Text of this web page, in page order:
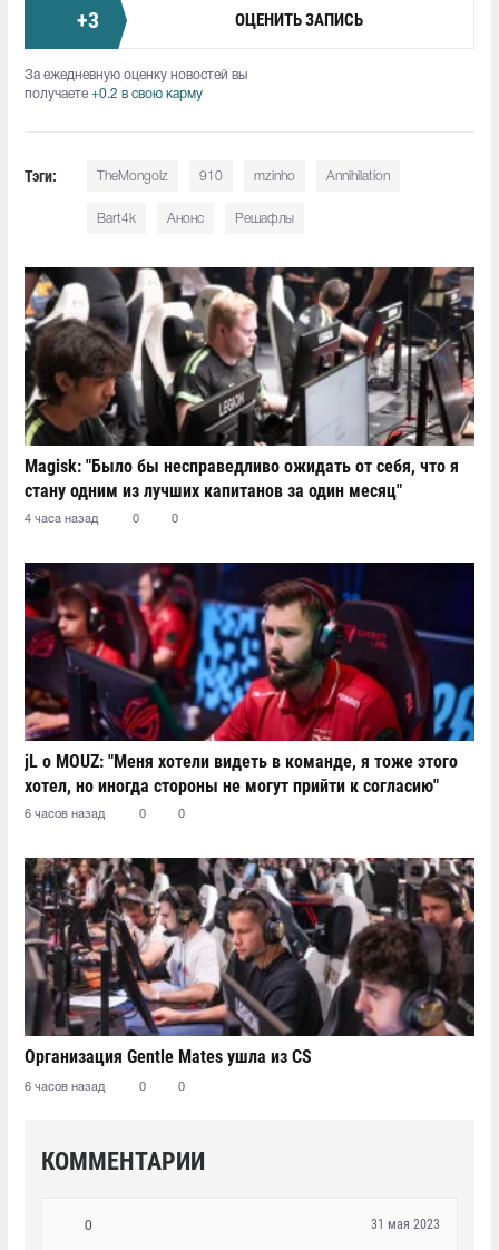
+3 ОЦЕНИТЬ ЗАПИСЬ
За ежедневную оценку новостей вы
получаете +0.2 в свою карму
Тэги: TheMongolz 910 mzinho Annihilation
Bart4k Анонс Решафлы
Magisk: "Было бы несправедливо ожидать от себя, что я
стану одним из лучших капитанов за один месяц"
4 часа назад 0 0
jL о MOUZ: "Меня хотели видеть в команде, я тоже этого
хотел, но иногда стороны не могут прийти к согласию"
6 часов назад 0 0
Организация Gentle Mates ушла из CS
6 часов назад 0 0
КОММЕНТАРИИ
0 31 мая 2023